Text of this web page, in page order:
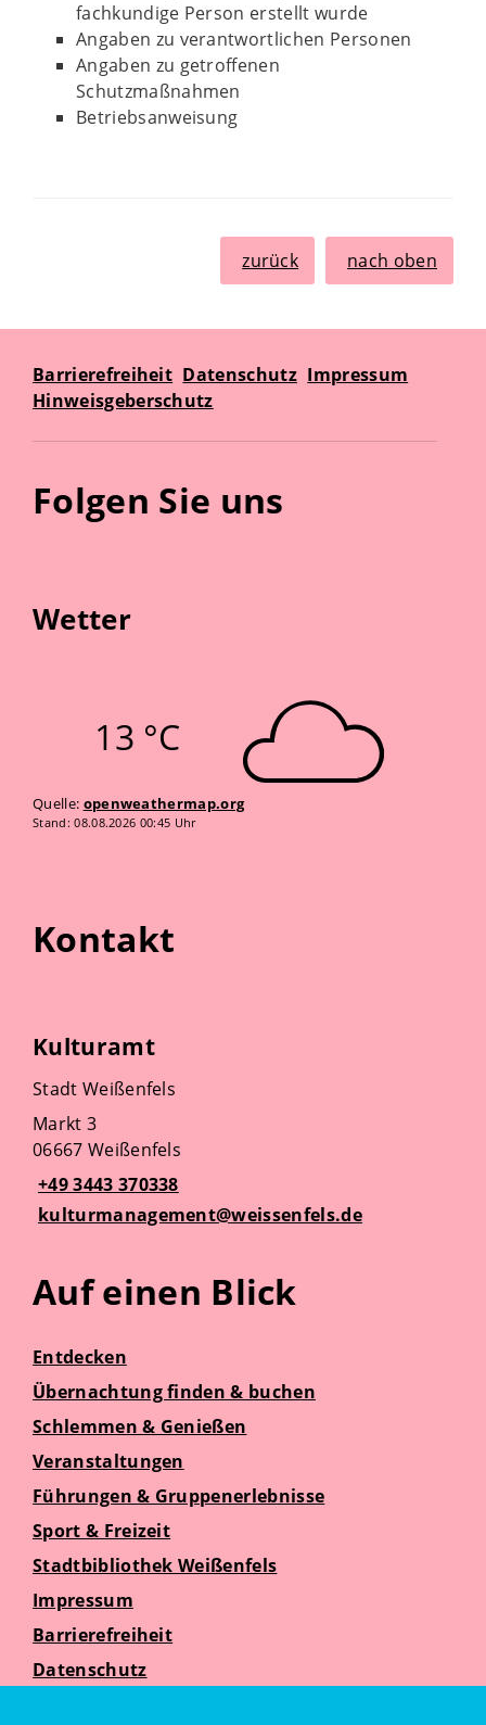
fachkundige Person erstellt wurde
Angaben zu verantwortlichen Personen
Angaben zu getroffenen
Schutzmaßnahmen
Betriebsanweisung
zurück nach oben
Barrierefreiheit Datenschutz Impressum
Hinweisgeberschutz
Folgen Sie uns
Wetter
13 °C
Quelle: openweathermap.org
Stand: 08.08.2026 00:45 Uhr
Kontakt
Kulturamt
Stadt Weißenfels
Markt 3
06667 Weißenfels
+49 3443 370338
kulturmanagement@weissenfels.de
Auf einen Blick
Entdecken
Übernachtung finden & buchen
Schlemmen & Genießen
Veranstaltungen
Führungen & Gruppenerlebnisse
Sport & Freizeit
Stadtbibliothek Weißenfels
Impressum
Barrierefreiheit
Datenschutz